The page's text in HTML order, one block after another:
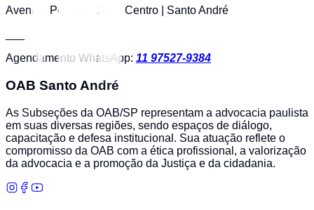
Avenida Portugal, 233 | Centro | Santo André
Agendamento WhatsApp: 11 97527-9384
OAB Santo André
As Subseções da OAB/SP representam a advocacia paulista
em suas diversas regiões, sendo espaços de diálogo,
capacitação e defesa institucional. Sua atuação reflete o
compromisso da OAB com a ética profissional, a valorização
da advocacia e a promoção da Justiça e da cidadania.